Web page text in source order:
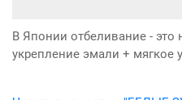
В Японии отбеливание - это
укрепление эмали + мягкое